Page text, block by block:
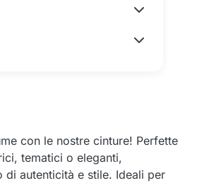
con le nostre cinture! Perfette
tematici o eleganti,
di autenticità e stile. Ideali per